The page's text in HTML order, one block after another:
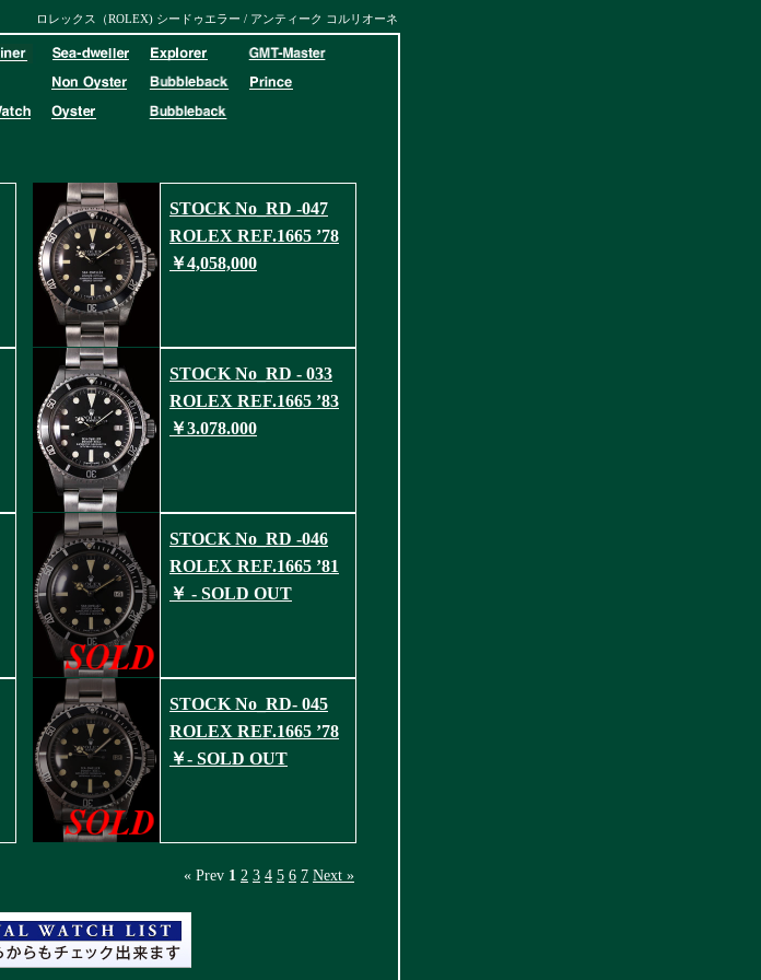
ロレックス（ROLEX) シードゥエラー / アンティーク コルリオーネ
STOCK No_RD -047
ROLEX REF.1665 ’78
￥4,058,000
STOCK No_RD - 033
ROLEX REF.1665 ’83
￥3.078.000
STOCK No_RD -046
ROLEX REF.1665 ’81
￥ - SOLD OUT
STOCK No_RD- 045
ROLEX REF.1665 ’78
￥- SOLD OUT
« Prev 1 2 3 4 5 6 7 Next »